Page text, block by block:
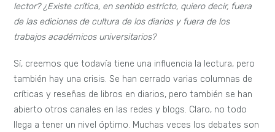
lector? ¿Existe crítica, en sentido estricto, quiero decir, fuera
de las ediciones de cultura de los diarios y fuera de los
trabajos académicos universitarios?
Sí, creemos que todavía tiene una influencia la lectura, pero
también hay una crisis. Se han cerrado varias columnas de
críticas y reseñas de libros en diarios, pero también se han
abierto otros canales en las redes y blogs. Claro, no todo
llega a tener un nivel óptimo. Muchas veces los debates son